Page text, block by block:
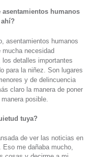
humanos
asentamientos humanos
necesidad
detalles importantes
para la niñez. Son lugares
y de delincuencia
claro la manera de poner
posible.
tuya?
de ver las noticias en
me dañaba mucho,